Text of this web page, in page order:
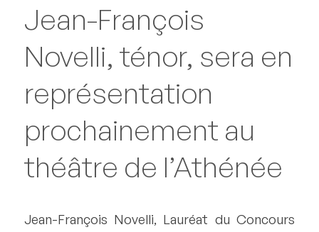
Jean-François
Novelli, ténor, sera en
représentation
prochainement au
théâtre de l’Athénée
Jean-François Novelli, Lauréat du Concours